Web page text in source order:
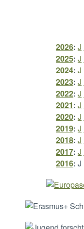
2026: J
2025: J
2024: J
2023: J
2022: J
2021: J
2020: J
2019: J
2018: J
2017: J
2016: J